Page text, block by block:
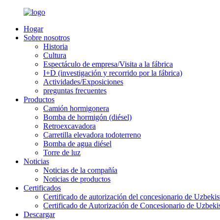
Hogar
Sobre nosotros
Historia
Cultura
Espectáculo de empresa/Visita a la fábrica
I+D (investigación y recorrido por la fábrica)
Actividades/Exposiciones
preguntas frecuentes
Productos
Camión hormigonera
Bomba de hormigón (diésel)
Retroexcavadora
Carretilla elevadora todoterreno
Bomba de agua diésel
Torre de luz
Noticias
Noticias de la compañía
Noticias de productos
Certificados
Certificado de autorización del concesionario de
Certificado de Autorización de Concesionario de
Descargar